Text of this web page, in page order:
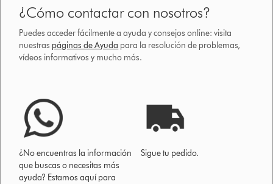
¿Cómo contactar con nosotros?
Puedes acceder fácilmente a ayuda y consejos online: visita
nuestras páginas de Ayuda para la resolución de problemas,
vídeos informativos y mucho más.
¿No encuentras la información
que buscas o necesitas más
ayuda? Estamos aquí para
Sigue tu pedido.